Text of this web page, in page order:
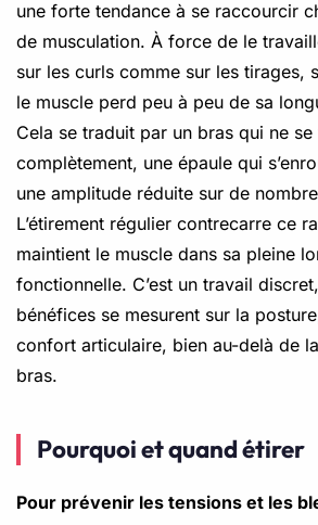
une forte tendance à se raccourcir
de musculation. À force de le
sur les curls comme sur les tirages,
le muscle perd peu à peu de sa
Cela se traduit par un bras qui ne
complètement, une épaule qui
une amplitude réduite sur de
L’étirement régulier contrecarre ce
maintient le muscle dans sa pleine
fonctionnelle. C’est un travail
bénéfices se mesurent sur la
confort articulaire, bien au-delà de
bras.
Pourquoi et quand étirer
Pour prévenir les tensions et les